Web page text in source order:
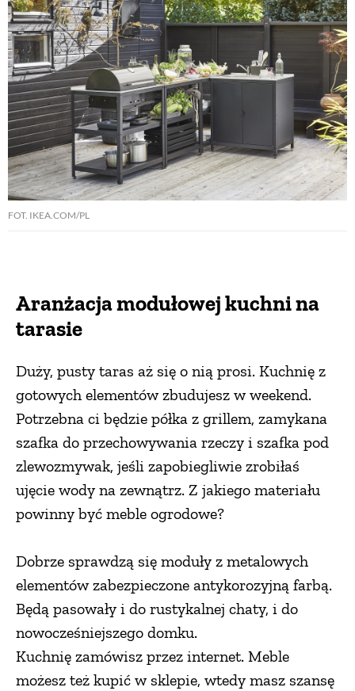
FOT. IKEA.COM/PL
Aranżacja modułowej kuchni na
tarasie
Duży, pusty taras aż się o nią prosi. Kuchnię z
gotowych elementów zbudujesz w weekend.
Potrzebna ci będzie półka z grillem, zamykana
szafka do przechowywania rzeczy i szafka pod
zlewozmywak, jeśli zapobiegliwie zrobiłaś
ujęcie wody na zewnątrz. Z jakiego materiału
powinny być meble ogrodowe?
Dobrze sprawdzą się moduły z metalowych
elementów zabezpieczone antykorozyjną farbą.
Będą pasowały i do rustykalnej chaty, i do
nowocześniejszego domku.
Kuchnię zamówisz przez internet. Meble
możesz też kupić w sklepie, wtedy masz szansę